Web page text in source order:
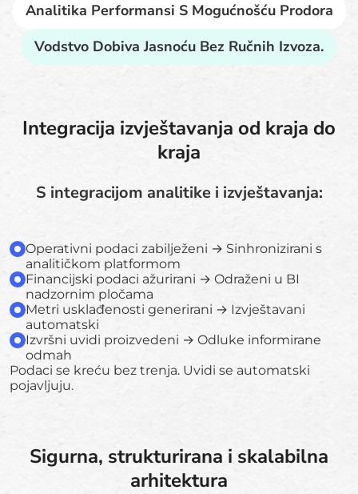
Analitika Performansi S Mogućnošću Prodora
Vodstvo Dobiva Jasnoću Bez Ručnih Izvoza.
Integracija izvještavanja od kraja do
kraja
S integracijom analitike i izvještavanja:
Operativni podaci zabilježeni → Sinhronizirani s
analitičkom platformom
Financijski podaci ažurirani → Odraženi u BI
nadzornim pločama
Metri usklađenosti generirani → Izvještavani
automatski
Izvršni uvidi proizvedeni → Odluke informirane
odmah
Podaci se kreću bez trenja. Uvidi se automatski
pojavljuju.
Sigurna, strukturirana i skalabilna
arhitektura